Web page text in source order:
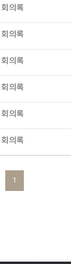
의록
의록
의록
의록
의록
의록
1